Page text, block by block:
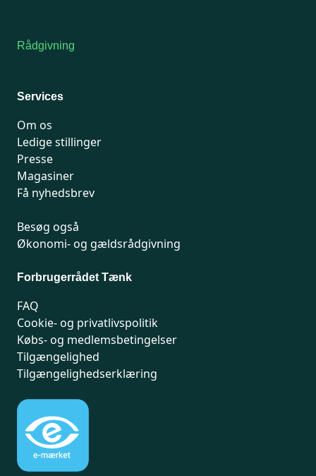
Rådgivning
Services
Om os
Ledige stillinger
Presse
Magasiner
Få nyhedsbrev
Besøg også
Økonomi- og gældsrådgivning
Forbrugerrådet Tænk
FAQ
Cookie- og privatlivspolitik
Købs- og medlemsbetingelser
Tilgængelighed
Tilgængelighedserklæring